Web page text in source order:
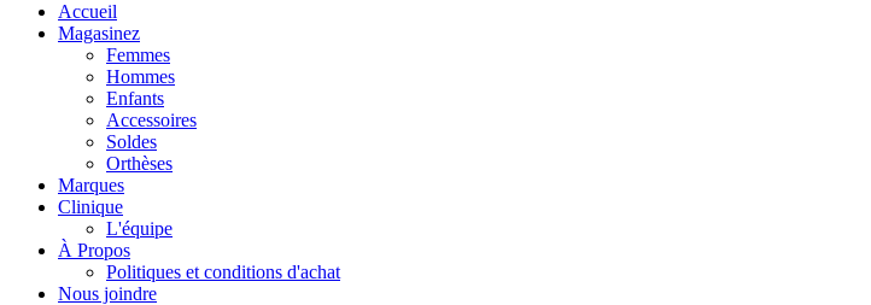
Accueil
Magasinez
Femmes
Hommes
Enfants
Accessoires
Soldes
Orthèses
Marques
Clinique
L'équipe
À Propos
Politiques et conditions d'achat
Nous joindre